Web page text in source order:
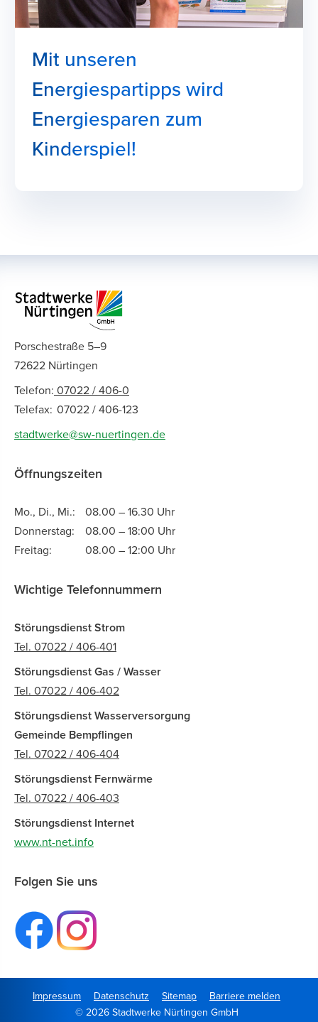
Mit unseren
Energiespartipps wird
Energiesparen zum
Kinderspiel!
Porschestraße 5–9
72622 Nürtingen
Telefon: 07022 / 406-0
Telefax: 07022 / 406-123
stadtwerke@sw-nuertingen.de
Öffnungszeiten
Mo., Di., Mi.:
08.00 – 16.30 Uhr
Donnerstag:
08.00 – 18:00 Uhr
Freitag:
08.00 – 12:00 Uhr
Wichtige Telefonnummern
Störungsdienst Strom
Tel. 07022 / 406-401
Störungsdienst Gas / Wasser
Tel. 07022 / 406-402
Störungsdienst Wasserversorgung
Gemeinde Bempflingen
Tel. 07022 / 406-404
Störungsdienst Fernwärme
Tel. 07022 / 406-403
Störungsdienst Internet
www.nt-net.info
Folgen Sie uns
Impressum Datenschutz Sitemap
Barriere melden
© 2026 Stadtwerke Nürtingen GmbH